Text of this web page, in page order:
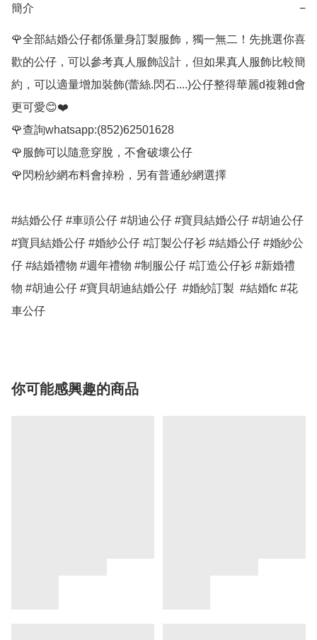
簡介 −
🌹全部結婚公仔都係量身訂製服飾，獨一無二！先挑選你喜
歡的公仔，可以參考真人服飾設計，但如果真人服飾比較簡
約，可以適量增加裝飾(蕾絲.閃石....)公仔整得華麗d複雜d會
更可愛😊❤️
🌹查詢whatsapp:(852)62501628
🌹服飾可以隨意穿脫，不會破壞公仔
🌹閃粉紗網布料會掉粉，另有普通紗網選擇
#結婚公仔 #車頭公仔 #胡迪公仔 #寶貝結婚公仔 #胡迪公仔
#寶貝結婚公仔 #婚紗公仔 #訂製公仔衫 #結婚公仔 #婚紗公
仔 #結婚禮物 #週年禮物 #制服公仔 #訂造公仔衫 #新婚禮
物 #胡迪公仔 #寶貝胡迪結婚公仔  #婚紗訂製  #結婚fc #花
車公仔
你可能感興趣的商品